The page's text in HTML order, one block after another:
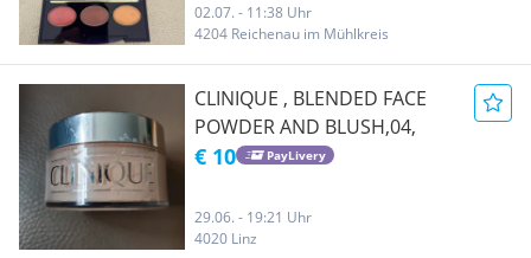
02.07. - 11:38 Uhr
4204 Reichenau im Mühlkreis
CLINIQUE , BLENDED FACE
POWDER AND BLUSH,04,
€ 10 PayLivery
29.06. - 19:21 Uhr
4020 Linz